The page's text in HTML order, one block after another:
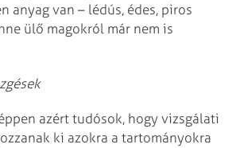
anyag van – lédús, édes, piros
ülő magokról már nem is
azért tudósok, hogy vizsgálati
ki azokra a tartományokra